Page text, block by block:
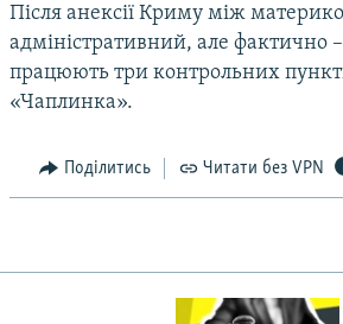
Після анексії Криму між
адміністративний, але фактично
працюють три контрольних
«Чаплинка».
Поділитись Читати без VPN